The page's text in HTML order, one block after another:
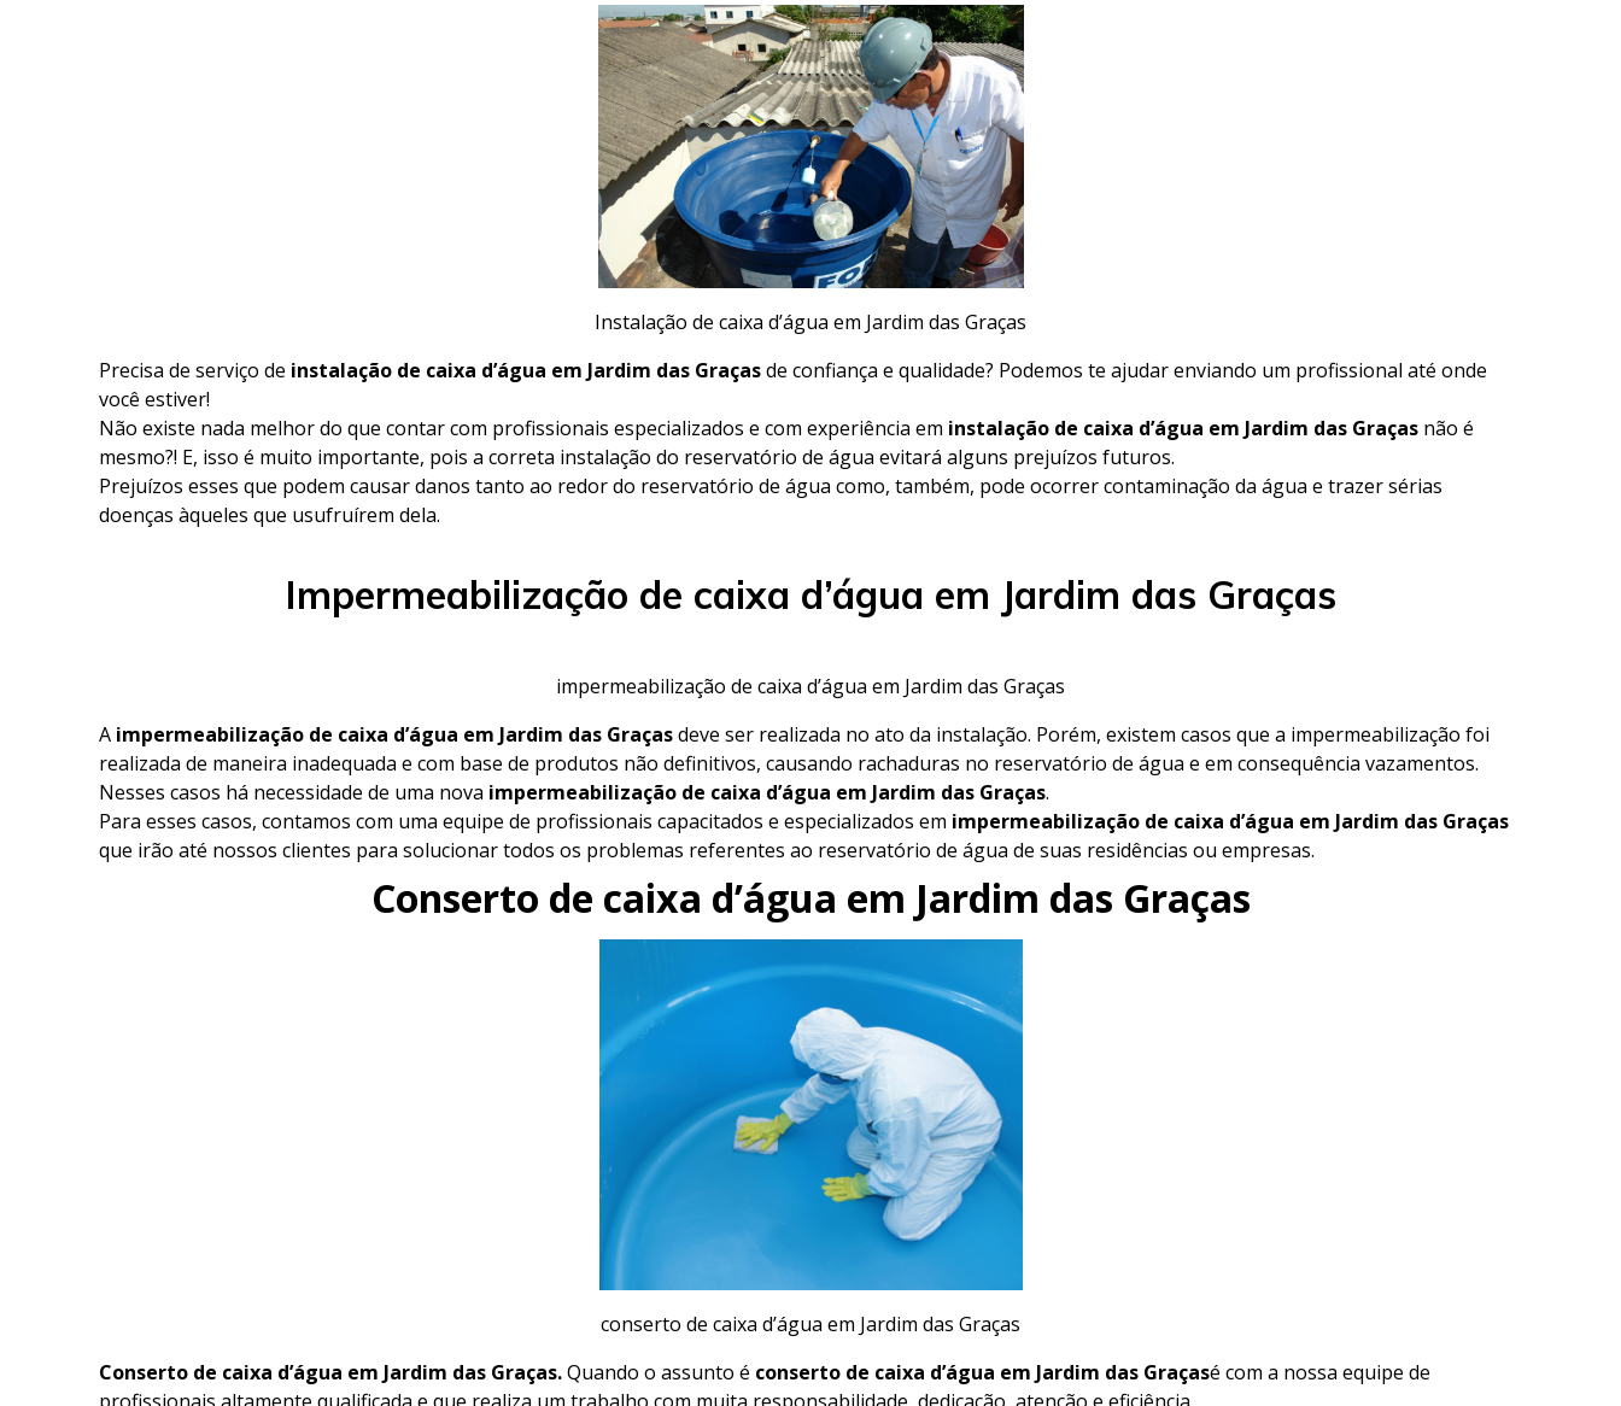
Instalação de caixa d’água em Jardim das Graças
Precisa de serviço de instalação de caixa d’água em Jardim das Graçasde confiança e qualidade? Podemos te ajudar enviando um profissional até onde
você estiver!
Não existe nada melhor do que contar com profissionais especializados e com experiência em instalação de caixa d’água em Jardim das Graças não é
mesmo?! E, isso é muito importante, pois a correta instalação do reservatório de água evitará alguns prejuízos futuros.
Prejuízos esses que podem causar danos tanto ao redor do reservatório de água como, também, pode ocorrer contaminação da água e trazer sérias
doenças àqueles que usufruírem dela.
Impermeabilização de caixa d’água em Jardim das Graças
impermeabilização de caixa d’água em Jardim das Graças
A impermeabilização de caixa d’água em Jardim das Graçasdeve ser realizada no ato da instalação. Porém, existem casos que a impermeabilização foi
realizada de maneira inadequada e com base de produtos não definitivos, causando rachaduras no reservatório de água e em consequência vazamentos.
Nesses casos há necessidade de uma nova impermeabilização de caixa d’água em Jardim das Graças.
Para esses casos, contamos com uma equipe de profissionais capacitados e especializados em impermeabilização de caixa d’água em Jardim das Graças
que irão até nossos clientes para solucionar todos os problemas referentes ao reservatório de água de suas residências ou empresas.
Conserto de caixa d’água em Jardim das Graças
conserto de caixa d’água em Jardim das Graças
Conserto de caixa d’água em Jardim das Graças.Quando o assunto é conserto de caixa d’água em Jardim das Graçasé com a nossa equipe de